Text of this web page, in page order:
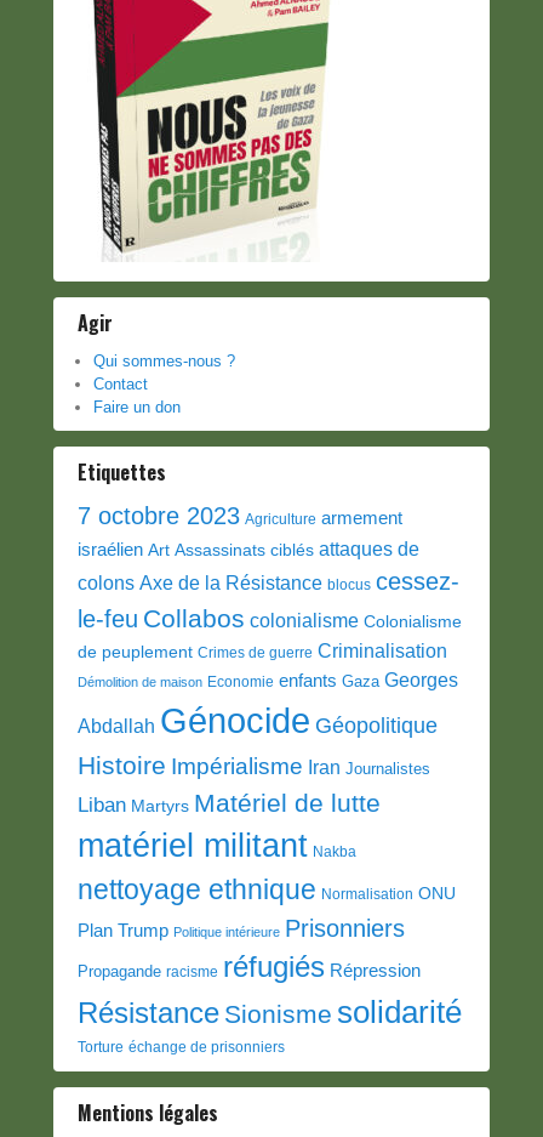
Agir
Qui sommes-nous ?
Contact
Faire un don
Etiquettes
7 octobre 2023 Agriculture armement
israélien Art Assassinats ciblés attaques de
colons Axe de la Résistance blocus cessez-
le-feu Collabos colonialisme Colonialisme
de peuplement Crimes de guerre Criminalisation
Démolition de maison Economie enfants Gaza Georges
Abdallah Génocide Géopolitique
Histoire Impérialisme Iran Journalistes
Liban Martyrs Matériel de lutte
matériel militant Nakba
nettoyage ethnique Normalisation ONU
Plan Trump Politique intérieure Prisonniers
Propagande racisme réfugiés Répression
Résistance Sionisme solidarité
Torture échange de prisonniers
Mentions légales